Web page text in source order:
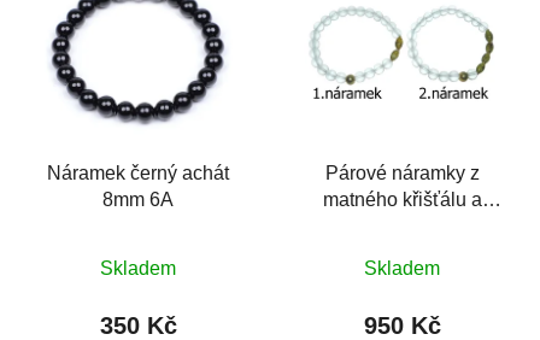
Náramek černý achát
8mm 6A
hodnocení
produktu
Skladem
350 Kč
Párové náramky z
matného křišťálu a
Skladem
950 Kč